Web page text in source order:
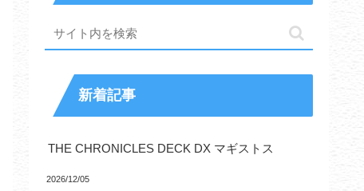
新着記事
THE CHRONICLES DECK DX マギストス
2026/12/05